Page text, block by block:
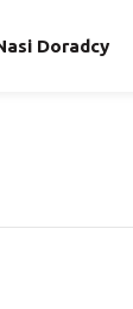
Doradcy